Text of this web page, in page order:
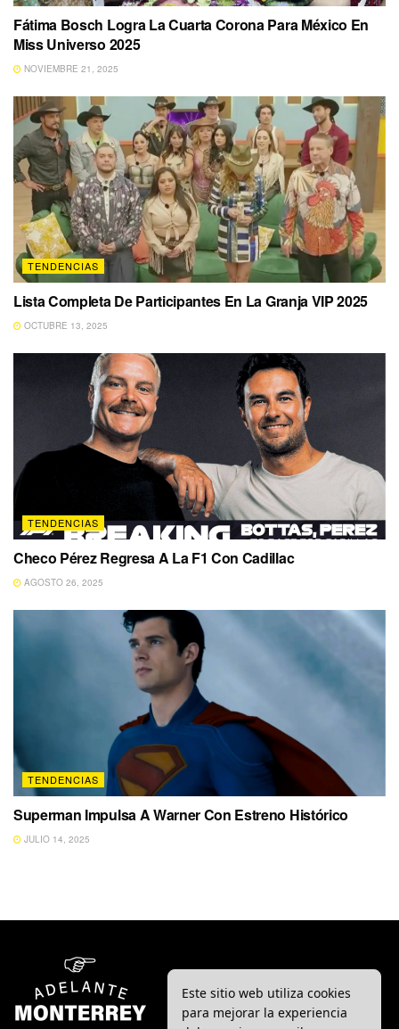
Fátima Bosch Logra La Cuarta Corona Para México En
Miss Universo 2025
NOVIEMBRE 21, 2025
TENDENCIAS
Lista Completa De Participantes En La Granja VIP 2025
OCTUBRE 13, 2025
TENDENCIAS
Checo Pérez Regresa A La F1 Con Cadillac
AGOSTO 26, 2025
TENDENCIAS
Superman Impulsa A Warner Con Estreno Histórico
JULIO 14, 2025
Este sitio web utiliza cookies
para mejorar la experiencia